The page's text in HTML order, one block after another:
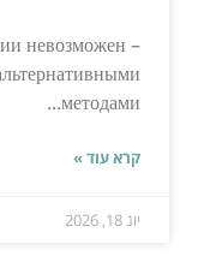
невозможен –
методами...
קרא עוד »
יונ 18, 2026